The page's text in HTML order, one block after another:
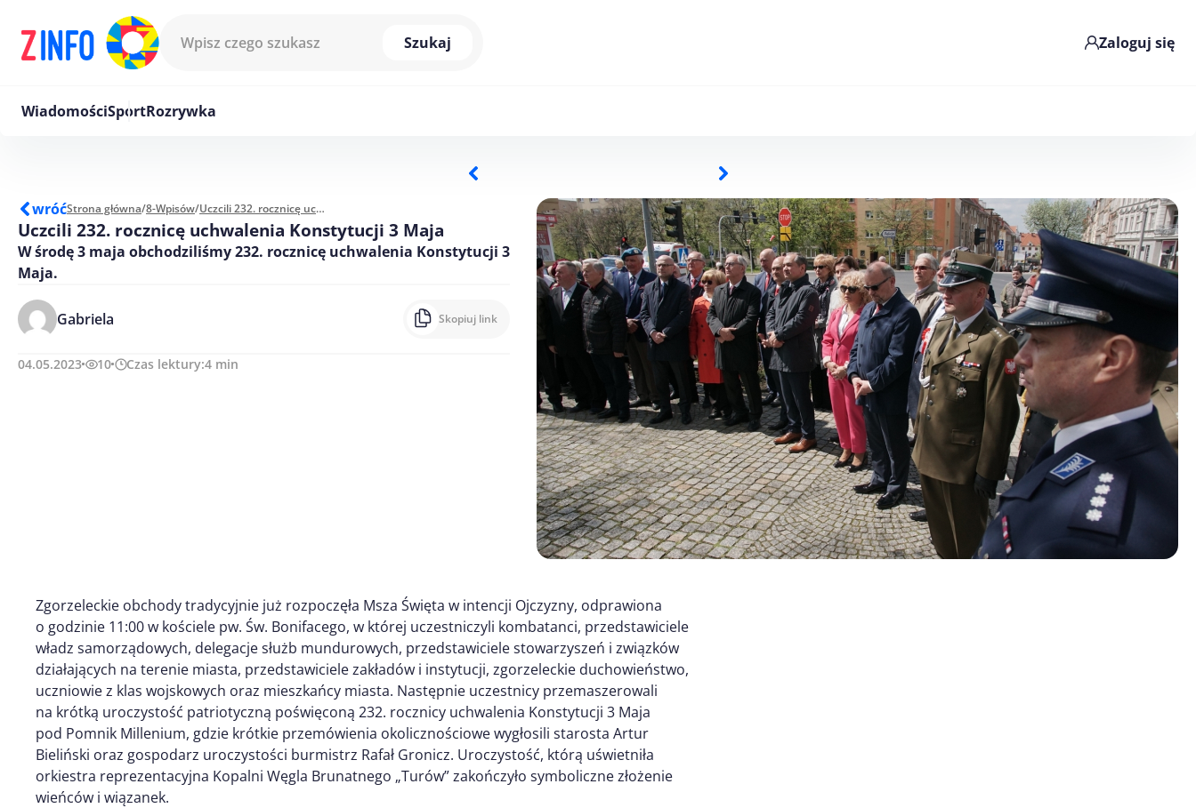
Szukaj
Zaloguj się
WiadomościSportRozrywka
wróćStrona główna/8-Wpisów/ Uczcili 232. rocznicę uchwalenia Konstytucji 3 Maja
Uczcili 232. rocznicę uchwalenia Konstytucji 3 Maja
W środę 3 maja obchodziliśmy 232. rocznicę uchwalenia Konstytucji 3
Maja.
Gabriela Skopiuj link
04.05.2023 10 Czas lektury:4 min
Zgorzeleckie obchody tradycyjnie już rozpoczęła Msza Święta w intencji Ojczyzny, odprawiona
o godzinie 11:00 w kościele pw. Św. Bonifacego, w której uczestniczyli kombatanci, przedstawiciele
władz samorządowych, delegacje służb mundurowych, przedstawiciele stowarzyszeń i związków
działających na terenie miasta, przedstawiciele zakładów i instytucji, zgorzeleckie duchowieństwo,
uczniowie z klas wojskowych oraz mieszkańcy miasta. Następnie uczestnicy przemaszerowali
na krótką uroczystość patriotyczną poświęconą 232. rocznicy uchwalenia Konstytucji 3 Maja
pod Pomnik Millenium, gdzie krótkie przemówienia okolicznościowe wygłosili starosta Artur
Bieliński oraz gospodarz uroczystości burmistrz Rafał Gronicz. Uroczystość, którą uświetniła
orkiestra reprezentacyjna Kopalni Węgla Brunatnego „Turów” zakończyło symboliczne złożenie
wieńców i wiązanek.